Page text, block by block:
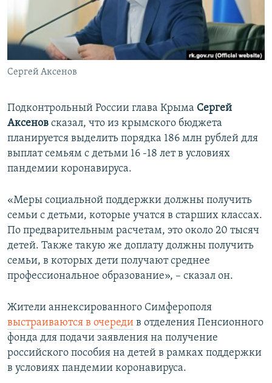
ПОБЕДИТЕЛЕЙ НЕ СУДЯТ?
КРЫМ.НЕПОКОРЕННЫЙ
УКРАИНСКАЯ ПРОБЛЕМА КРЫМА
ПРИСОЕДИНЯЙТЕСЬ!
Сергей Аксенов
Подконтрольный России глава Крыма Сергей
Аксенов сказал, что из крымского бюджета
планируется выделить порядка 186 млн рублей для
выплат семьям с детьми 16 -18 лет в условиях
пандемии коронавируса.
«Меры социальной поддержки должны получить
семьи с детьми, которые учатся в старших классах.
По предварительным расчетам, это около 20 тысяч
детей. Также такую же доплату должны получить
семьи, в которых дети получают среднее
профессиональное образование», – сказал он.
Жители аннексированного Симферополя
выстраиваются в очереди в отделения Пенсионного
фонда для подачи заявления на получение
российского пособия на детей в рамках поддержки
в условиях пандемии коронавируса.